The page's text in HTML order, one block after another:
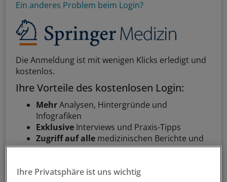
Ein anderes Problem beim Login?
Die Anmeldung ist mit wenigen Klicks erledigt und
kostenlos.
Ihre Vorteile des kostenlosen Login:
MehrAnalysen, Hintergründe und
Infografiken
Exklusive Interviews und Praxis-Tipps
Zugriff auf alle medizinischen Berichte und
Kommentare
Voraussetzungen für den Zugang
Ihre Privatsphäre ist uns wichtig